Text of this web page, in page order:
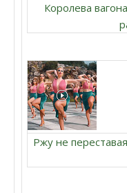
Королева
Ржу не